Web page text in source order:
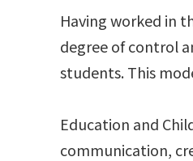
Having worked in
degree of control
students. This
Education and
communication,